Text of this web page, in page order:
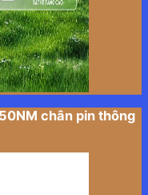
chân pin thông